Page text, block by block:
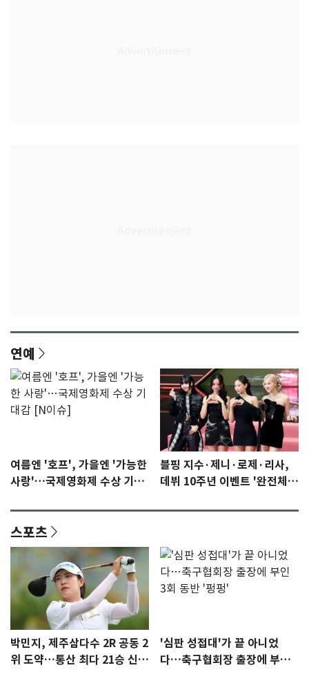
연예
여름엔 '호프', 가을엔 '가능한
사랑'…국제영화제 수상 기대
블핑 지수·제니·로제·리사,
데뷔 10주년 이벤트 '완전체'
스포츠
박민지, 제주삼다수 2R 공동 2
위 도약…통산 최다 21승 신기
'심판 성접대'가 끝 아니었
다…축구협회장 출장에 부인